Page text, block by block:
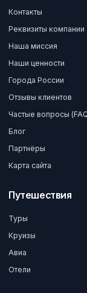
Контакты
Реквизиты компании
Наша миссия
Наши ценности
Города России
Отзывы клиентов
Частые вопросы
Блог
Партнёры
Карта сайта
Путешествия
Туры
Круизы
Авиа
Отели